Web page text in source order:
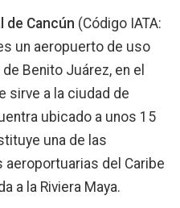
Cancún (Código IATA:
un aeropuerto de uso
Benito Juárez, en el
sirve a la ciudad de
ubicado a unos 15
una de las
del Caribe
a la Riviera Maya.